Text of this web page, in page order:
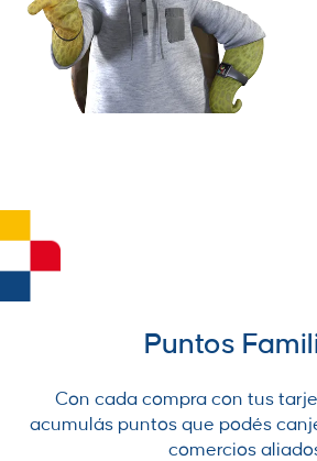
Puntos
Con cada compra con tus
acumulás puntos que podés
comercios